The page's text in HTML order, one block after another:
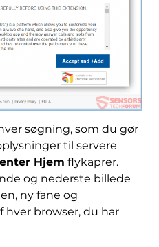
søgning, som du gør
til servere
Hjem flykaprer.
og nederste billede
ny fane og
hver browser, du har